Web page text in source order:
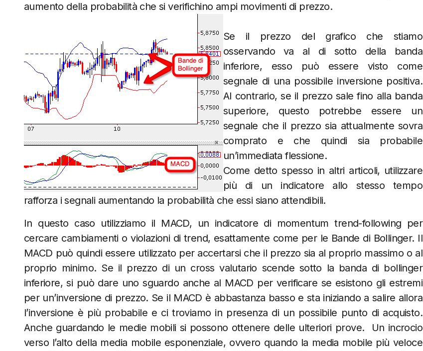
aumento della probabilità che si verifichino ampi movimenti di prezzo.
Se il prezzo del grafico che stiamo
osservando va al di sotto della banda
inferiore, esso può essere visto come
segnale di una possibile inversione positiva.
Al contrario, se il prezzo sale fino alla banda
superiore, questo potrebbe essere un
segnale che il prezzo sia attualmente sovra
comprato e che quindi sia probabile
un’immediata flessione.
Come detto spesso in altri articoli, utilizzare
più di un indicatore allo stesso tempo
rafforza i segnali aumentando la probabilità che essi siano attendibili.
In questo caso utilizziamo il MACD, un indicatore di momentum trend-following per
cercare cambiamenti o violazioni di trend, esattamente come per le Bande di Bollinger. Il
MACD può quindi essere utilizzato per accertarsi che il prezzo sia al proprio massimo o al
proprio minimo. Se il prezzo di un cross valutario scende sotto la banda di bollinger
inferiore, si può dare uno sguardo anche al MACD per verificare se esistono gli estremi
per un’inversione di prezzo. Se il MACD è abbastanza basso e sta iniziando a salire allora
l’inversione è più probabile e ci troviamo in presenza di un possibile punto di acquisto.
Anche guardando le medie mobili si possono ottenere delle ulteriori prove. Un incrocio
verso l’alto della media mobile esponenziale, ovvero quando la media mobile più veloce